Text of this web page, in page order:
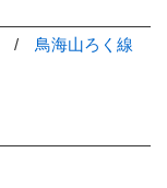
/ 鳥海山ろく線